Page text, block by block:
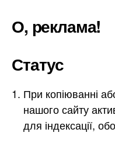
О, реклама!
Статус
При копіюванні
нашого сайту
для індексації,